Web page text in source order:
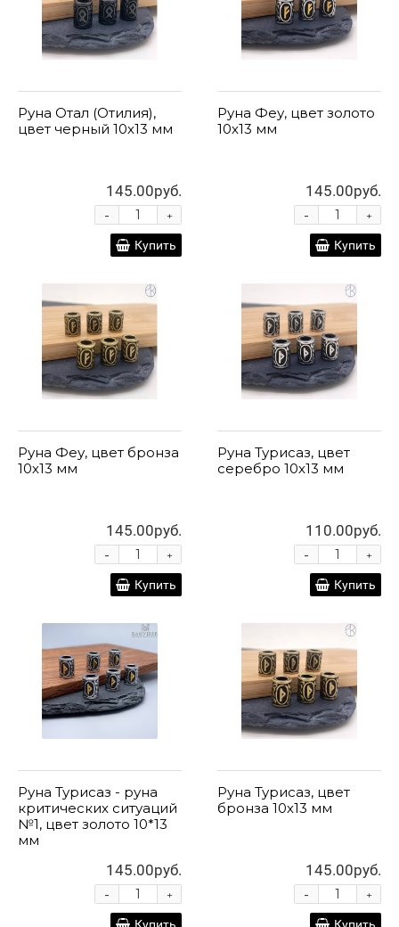
Руна Отал (Отилия),
цвет черный 10х13 мм
145.00руб.
+
-
Купить
Руна Феу, цвет золото
10х13 мм
145.00руб.
+
-
Купить
Руна Феу, цвет бронза
10х13 мм
145.00руб.
+
-
Купить
Руна Турисаз, цвет
серебро 10х13 мм
110.00руб.
+
-
Купить
Руна Турисаз - руна
критических ситуаций
№1, цвет золото 10*13
мм
145.00руб.
+
-
Руна Турисаз, цвет
бронза 10х13 мм
145.00руб.
+
-